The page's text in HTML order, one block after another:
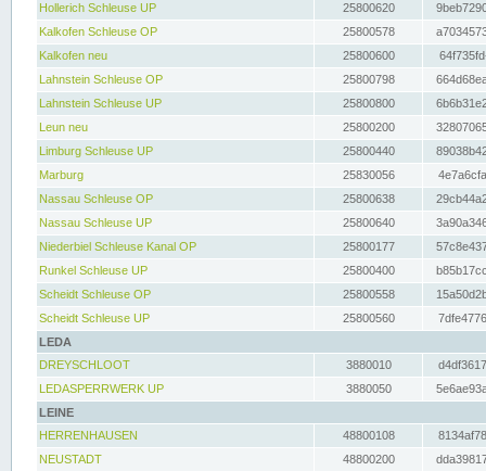
Hollerich Schleuse UP
25800620
Kalkofen Schleuse OP
25800578
Kalkofen neu
25800600
Lahnstein Schleuse OP
25800798
Lahnstein Schleuse UP
25800800
Leun neu
25800200
Limburg Schleuse UP
25800440
Marburg
25830056
Nassau Schleuse OP
25800638
Nassau Schleuse UP
25800640
Niederbiel Schleuse Kanal OP
25800177
Runkel Schleuse UP
25800400
Scheidt Schleuse OP
25800558
Scheidt Schleuse UP
25800560
LEDA
DREYSCHLOOT
3880010
LEDASPERRWERK UP
3880050
LEINE
HERRENHAUSEN
48800108
NEUSTADT
48800200